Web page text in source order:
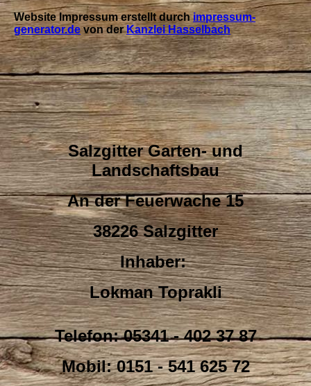
Website Impressum erstellt durchimpressum-
generator.devon derKanzlei Hasselbach
Salzgitter Garten- und
Landschaftsbau
An der Feuerwache 15
38226 Salzgitter
Inhaber:
Lokman Toprakli
Telefon: 05341 - 402 37 87
Mobil: 0151 - 541 625 72